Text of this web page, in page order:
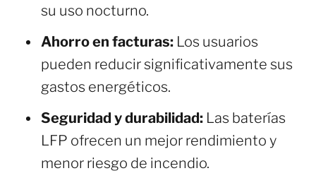
su uso nocturno.
Ahorro en facturas: Los usuarios
pueden reducir significativamente sus
gastos energéticos.
Seguridad y durabilidad: Las baterías
LFP ofrecen un mejor rendimiento y
menor riesgo de incendio.